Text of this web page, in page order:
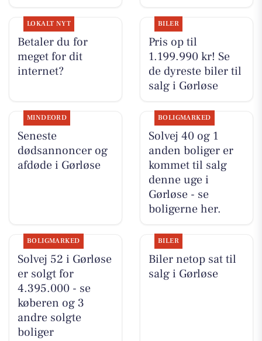
LOKALT NYT
Betaler du for
meget for dit
internet?
BILER
Pris op til
1.199.990 kr! Se
de dyreste biler til
salg i Gørløse
MINDEORD
Seneste
dødsannoncer og
afdøde i Gørløse
BOLIGMARKED
Solvej 40 og 1
anden boliger er
kommet til salg
denne uge i
Gørløse - se
boligerne her.
BOLIGMARKED
Solvej 52 i Gørløse
er solgt for
4.395.000 - se
køberen og 3
andre solgte
boliger
BILER
Biler netop sat til
salg i Gørløse